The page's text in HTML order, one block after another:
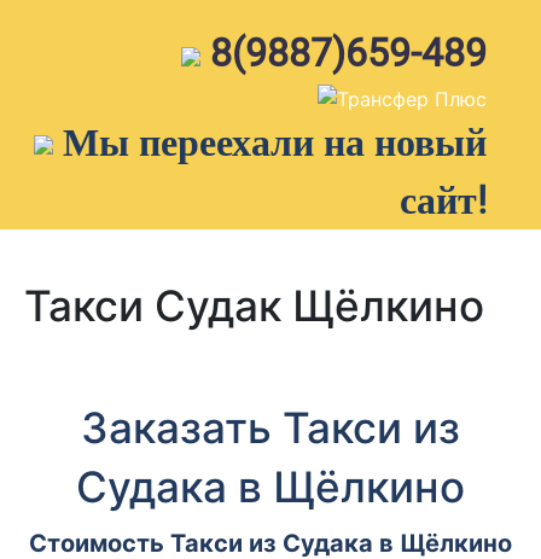
8(9887)659-489
Мы переехали на новый
сайт!
Такси Судак Щёлкино
Заказать Такси из
Судака в Щёлкино
Стоимость Такси из Судака в Щёлкино